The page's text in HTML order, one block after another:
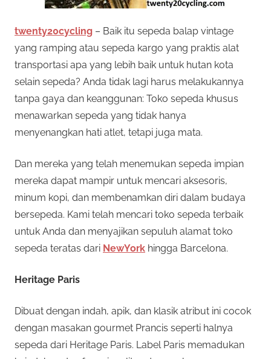
twenty20cycling – Baik itu sepeda balap vintage
yang ramping atau sepeda kargo yang praktis alat
transportasi apa yang lebih baik untuk hutan kota
selain sepeda? Anda tidak lagi harus melakukannya
tanpa gaya dan keanggunan: Toko sepeda khusus
menawarkan sepeda yang tidak hanya
menyenangkan hati atlet, tetapi juga mata.
Dan mereka yang telah menemukan sepeda impian
mereka dapat mampir untuk mencari aksesoris,
minum kopi, dan membenamkan diri dalam budaya
bersepeda. Kami telah mencari toko sepeda terbaik
untuk Anda dan menyajikan sepuluh alamat toko
sepeda teratas dari NewYork hingga Barcelona.
Heritage Paris
Dibuat dengan indah, apik, dan klasik atribut ini cocok
dengan masakan gourmet Prancis seperti halnya
sepeda dari Heritage Paris. Label Paris memadukan